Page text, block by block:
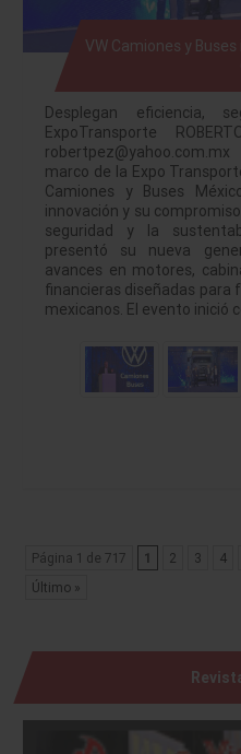
VW Camiones y
Desplegan eficiencia,
ExpoTransporte
robertpez@yahoo.com.mx
marco de la Expo
Camiones y Buses
innovación y su
seguridad y la
presentó su nueva
avances en motores,
financieras diseñadas
mexicanos. El evento inició
Página 1 de 717 1 2 3 4
Último »